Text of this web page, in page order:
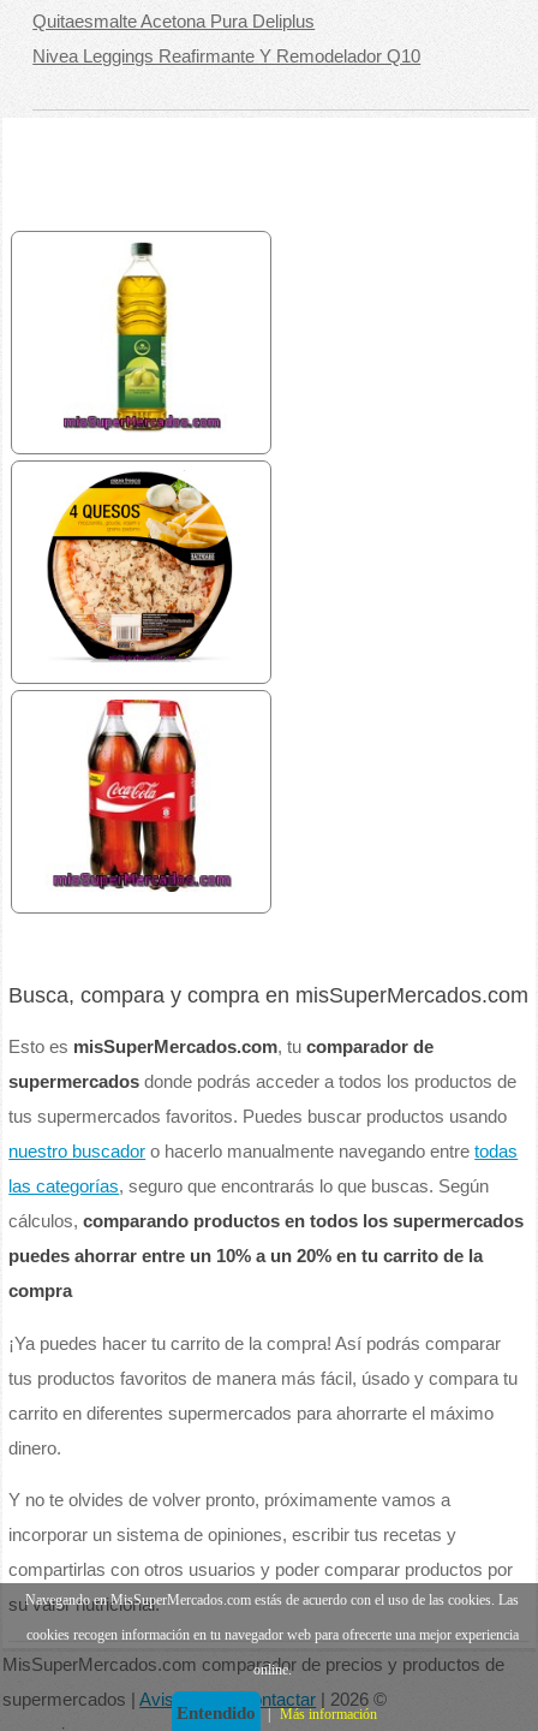
Quitaesmalte Acetona Pura Deliplus
Nivea Leggings Reafirmante Y Remodelador Q10
Busca, compara y compra en misSuperMercados.com
Esto es misSuperMercados.com, tucomparador de
supermercados donde podrás acceder a todos los productos de
tus supermercados favoritos. Puedes buscar productos usando
nuestro buscador o hacerlo manualmente navegando entretodas
las categorías, seguro que encontrarás lo que buscas. Según
cálculos,comparando productos en todos los supermercados
puedes ahorrar entre un 10% a un 20% en tu carrito de la
compra
¡Ya puedes hacer tu carrito de la compra! Así podrás comparar
tus productos favoritos de manera más fácil, úsado y compara tu
carrito en diferentes supermercados para ahorrarte el máximo
dinero.
Y no te olvides de volver pronto, próximamente vamos a
incorporar un sistema de opiniones, escribir tus recetas y
compartirlas con otros usuarios y poder comparar productos por
su valor nutricional.
MisSuperMercados.com comparador de precios y productos de
supermercados |Aviso legal Contactar | 2026 ©
Navegando en MisSuperMercados.com estás de acuerdo con el uso de las cookies. Las
cookies recogen información en tu navegador web para ofrecerte una mejor experiencia
online.
Entendido Más información